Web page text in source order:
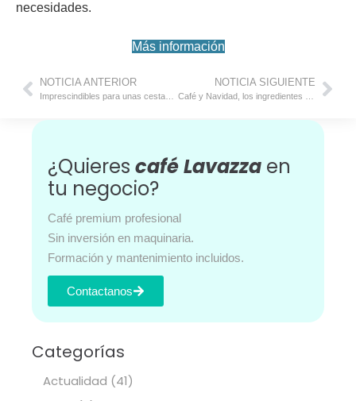
necesidades.
Más información
NOTICIA ANTERIOR NOTICIA SIGUIENTE
¿Quieres café Lavazza en
tu negocio?
Café premium profesional
Sin inversión en maquinaria.
Formación y mantenimiento incluidos.
Contactanos
Categorías
Actualidad (41)